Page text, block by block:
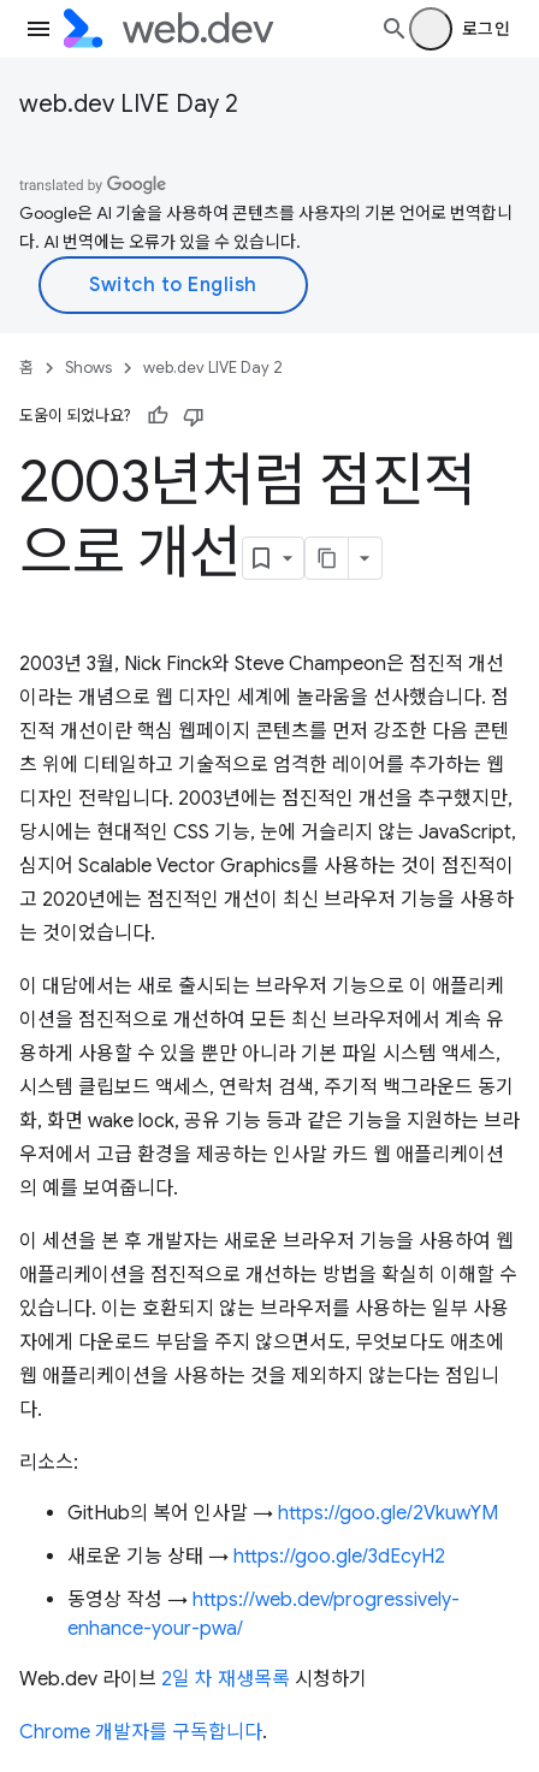
로그인
web.dev LIVE Day 2
Google은 AI 기술을 사용하여 콘텐츠를 사용자의 기본 언어로 번역합니
다. AI 번역에는 오류가 있을 수 있습니다.
홈 Shows web.dev LIVE Day 2
도움이 되었나요?
2003년처럼 점진적
으로 개선
2003년 3월, Nick Finck와 Steve Champeon은 점진적 개선
이라는 개념으로 웹 디자인 세계에 놀라움을 선사했습니다. 점
진적 개선이란 핵심 웹페이지 콘텐츠를 먼저 강조한 다음 콘텐
츠 위에 디테일하고 기술적으로 엄격한 레이어를 추가하는 웹
디자인 전략입니다. 2003년에는 점진적인 개선을 추구했지만,
당시에는 현대적인 CSS 기능, 눈에 거슬리지 않는 JavaScript,
심지어 Scalable Vector Graphics를 사용하는 것이 점진적이
고 2020년에는 점진적인 개선이 최신 브라우저 기능을 사용하
는 것이었습니다.
이 대담에서는 새로 출시되는 브라우저 기능으로 이 애플리케
이션을 점진적으로 개선하여 모든 최신 브라우저에서 계속 유
용하게 사용할 수 있을 뿐만 아니라 기본 파일 시스템 액세스,
시스템 클립보드 액세스, 연락처 검색, 주기적 백그라운드 동기
화, 화면 wake lock, 공유 기능 등과 같은 기능을 지원하는 브라
우저에서 고급 환경을 제공하는 인사말 카드 웹 애플리케이션
의 예를 보여줍니다.
이 세션을 본 후 개발자는 새로운 브라우저 기능을 사용하여 웹
애플리케이션을 점진적으로 개선하는 방법을 확실히 이해할 수
있습니다. 이는 호환되지 않는 브라우저를 사용하는 일부 사용
자에게 다운로드 부담을 주지 않으면서도, 무엇보다도 애초에
웹 애플리케이션을 사용하는 것을 제외하지 않는다는 점입니
다.
리소스:
GitHub의 복어 인사말 → https://goo.gle/2VkuwYM
새로운 기능 상태 → https://goo.gle/3dEcyH2
동영상 작성 → https://web.dev/progressively-
enhance-your-pwa/
Web.dev 라이브 2일 차 재생목록 시청하기
Chrome 개발자를 구독합니다.